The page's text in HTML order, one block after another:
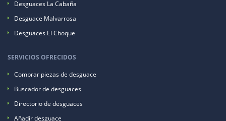
Desguaces La Cabaña
Desguace Malvarrosa
Desguaces El Choque
SERVICIOS OFRECIDOS
Comprar piezas de desguace
Buscador de desguaces
Directorio de desguaces
Añadir desguace